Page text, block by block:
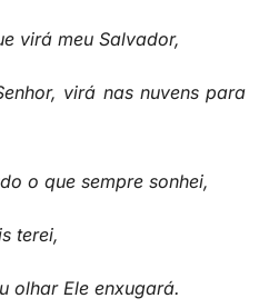
virá meu Salvador,
virá nas nuvens para
o que sempre sonhei,
terei,
olhar Ele enxugará.